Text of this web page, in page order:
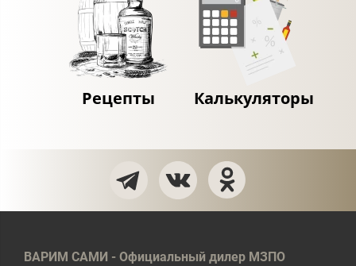
Рецепты Калькуляторы
ВАРИМ САМИ - Официальный дилер МЗПО